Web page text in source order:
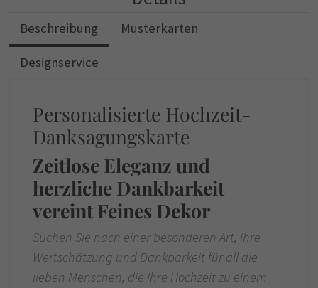
Beschreibung Musterkarten
Designservice
Personalisierte Hochzeit-
Danksagungskarte
Zeitlose Eleganz und
herzliche Dankbarkeit
vereint Feines Dekor
Suchen Sie nach einer besonderen Art, Ihre
Wertschätzung und Dankbarkeit für all die
lieben Menschen, die Ihre Hochzeit zu einem